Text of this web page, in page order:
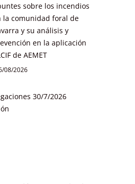
sobre los incendios
la comunidad foral de
y su análisis y
en la aplicación
de AEMET
08/2026